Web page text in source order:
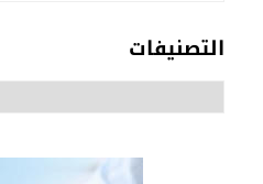
التصنيفات